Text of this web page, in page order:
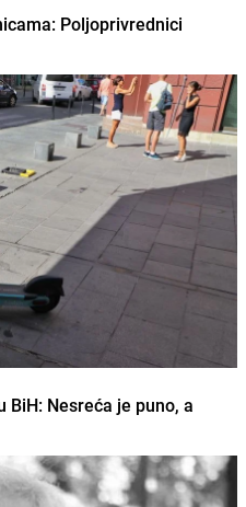
Poljoprivrednici
Nesreća je puno, a